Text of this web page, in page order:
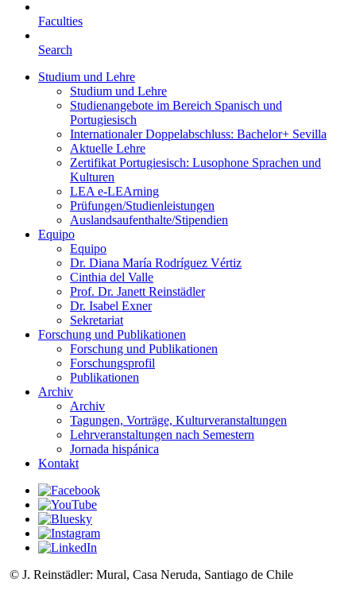
Faculties
Search
Studium und Lehre
Studium und Lehre
Studienangebote im Bereich Spanisch und
Portugiesisch
Internationaler Doppelabschluss: Bachelor+ Sevilla
Aktuelle Lehre
Zertifikat Portugiesisch: Lusophone Sprachen und
Kulturen
LEA e-LEArning
Prüfungen/Studienleistungen
Auslandsaufenthalte/Stipendien
Equipo
Equipo
Dr. Diana María Rodríguez Vértiz
Cinthia del Valle
Prof. Dr. Janett Reinstädler
Dr. Isabel Exner
Sekretariat
Forschung und Publikationen
Forschung und Publikationen
Forschungsprofil
Publikationen
Archiv
Archiv
Tagungen, Vorträge, Kulturveranstaltungen
Lehrveranstaltungen nach Semestern
Jornada hispánica
Kontakt
© J. Reinstädler: Mural, Casa Neruda, Santiago de Chile